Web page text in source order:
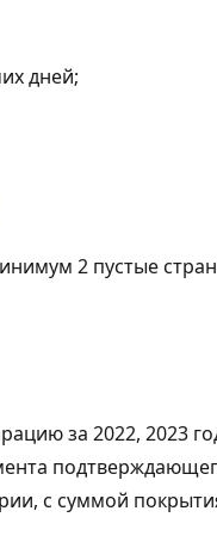
дней;
2 пустые
за 2022, 2023
с суммой